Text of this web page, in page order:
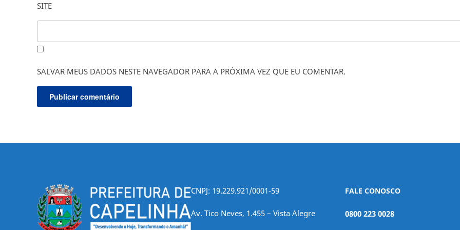
SITE
SALVAR MEUS DADOS NESTE NAVEGADOR PARA A PRÓXIMA VEZ QUE EU COMENTAR.
CNPJ: 19.229.921/0001-59
Av. Tico Neves, 1.455 – Vista Alegre
FALE CONOSCO
0800 223 0028